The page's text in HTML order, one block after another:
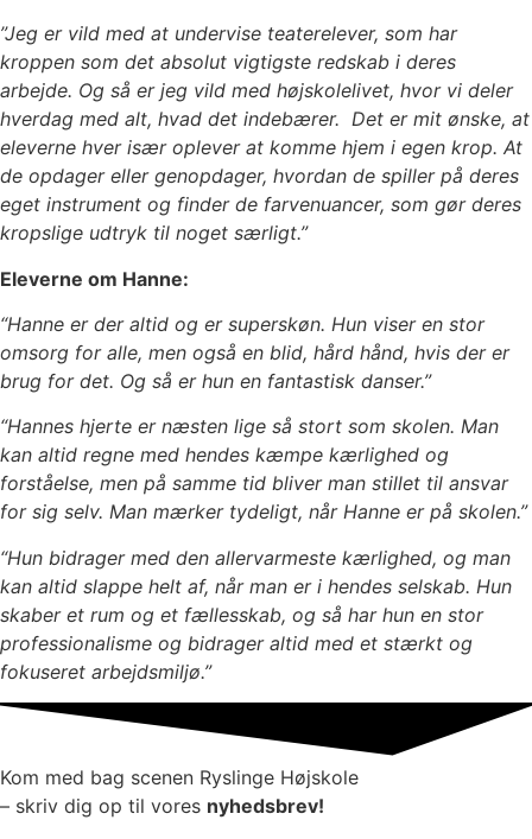
”Jeg er vild med at undervise teaterelever, som har
kroppen som det absolut vigtigste redskab i deres
arbejde. Og så er jeg vild med højskolelivet, hvor vi deler
hverdag med alt, hvad det indebærer. Det er mit ønske, at
eleverne hver især oplever at komme hjem i egen krop. At
de opdager eller genopdager, hvordan de spiller på deres
eget instrument og finder de farvenuancer, som gør deres
kropslige udtryk til noget særligt.”
Eleverne om Hanne:
“Hanne er der altid og er superskøn. Hun viser en stor
omsorg for alle, men også en blid, hård hånd, hvis der er
brug for det. Og så er hun en fantastisk danser.”
“Hannes hjerte er næsten lige så stort som skolen. Man
kan altid regne med hendes kæmpe kærlighed og
forståelse, men på samme tid bliver man stillet til ansvar
for sig selv. Man mærker tydeligt, når Hanne er på skolen.”
“Hun bidrager med den allervarmeste kærlighed, og man
kan altid slappe helt af, når man er i hendes selskab. Hun
skaber et rum og et fællesskab, og så har hun en stor
professionalisme og bidrager altid med et stærkt og
fokuseret arbejdsmiljø.”
Kom med bag scenen Ryslinge Højskole
– skriv dig op til vores nyhedsbrev!